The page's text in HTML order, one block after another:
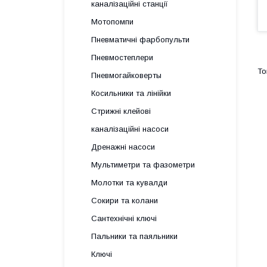
каналізаційні станції
Мотопомпи
Пневматичні фарбопульти
Пневмостеплери
Пневмогайковерты
Косильники та лінійки
Стрижні клейові
каналізаційні насоси
Дренажні насоси
Мультиметри та фазометри
Молотки та кувалди
Сокири та колани
Сантехнічні ключі
Пальники та паяльники
Ключі